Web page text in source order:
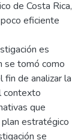
de Costa Rica,
eficiente
es
se tomó como
de analizar la
contexto
que
estratégico
se